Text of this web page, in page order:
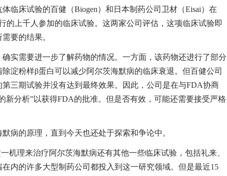
床试验的百健（Biogen）和日本制药公司卫材（Eisai）在
的上千人参加的临床试验。这两家公司评估，这项临床试验即
要的结果。
需要进一步了解药物的情况。一方面，该药物还进行了部分
淀粉样β蛋白可以减少阿尔茨海默病的临床衰退。但百健公司
三期试验并没有达到最终效果。因此，公司是在与FDA协商
新分析”以获得FDA的批准。但是否有效，可能还需要接受严格
的原理，直到今天也还处于探索和争论中。
理来治疗阿尔茨海默病还有其他一些临床试验，包括礼来、
内的许多大型制药公司都投入到这一研究领域。但是最近15